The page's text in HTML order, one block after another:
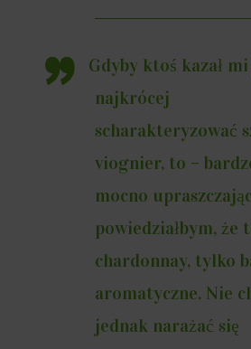
Gdyby ktoś kazał
najkrócej
scharakteryzować
viognier, to –
mocno
powiedziałbym, że
chardonnay, tylko
aromatyczne. Nie
jednak narażać się